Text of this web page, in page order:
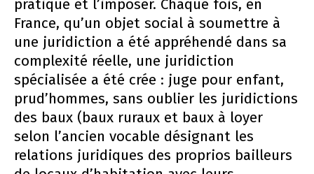
pratique et l’imposer. Chaque fois, en
France, qu’un objet social à soumettre à
une juridiction a été appréhendé dans sa
complexité réelle, une juridiction
spécialisée a été crée : juge pour enfant,
prud’hommes, sans oublier les juridictions
des baux (baux ruraux et baux à loyer
selon l’ancien vocable désignant les
relations juridiques des proprios bailleurs